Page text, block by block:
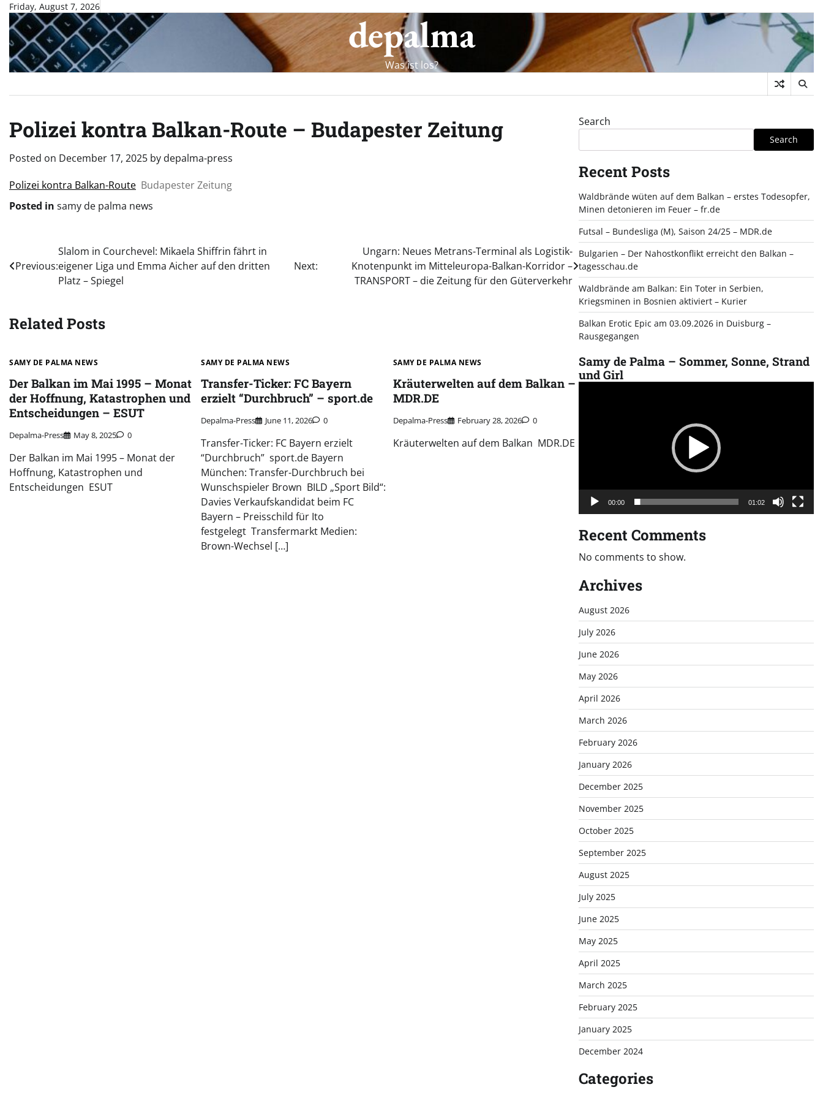
Skip
content
Friday, August 7, 2026
depalma
Was ist los?
Polizei kontra Balkan-Route – Budapester Zeitung
Posted on December 17, 2025 by depalma-press
Polizei kontra Balkan-Route Budapester Zeitung
Posted in samy de palma news
navigation
Previous:
Slalom in Courchevel: Mikaela Shiffrin fährt in
eigener Liga und Emma Aicher auf den dritten
Platz – Spiegel
Next:
Ungarn: Neues Metrans-Terminal als Logistik-
Knotenpunkt im Mitteleuropa-Balkan-Korridor –
TRANSPORT – die Zeitung für den Güterverkehr
Related Posts
SAMY DE PALMA NEWS
Der Balkan im Mai 1995 – Monat
der Hoffnung, Katastrophen und
Entscheidungen – ESUT
Depalma-Press May 8, 2025 0
Der Balkan im Mai 1995 – Monat der
Hoffnung, Katastrophen und
Entscheidungen ESUT
SAMY DE PALMA NEWS
Transfer-Ticker: FC Bayern
erzielt “Durchbruch” – sport.de
Depalma-Press June 11, 2026 0
Transfer-Ticker: FC Bayern erzielt
“Durchbruch” sport.de Bayern
München: Transfer-Durchbruch bei
Wunschspieler Brown BILD „Sport Bild“:
Davies Verkaufskandidat beim FC
Bayern – Preisschild für Ito
festgelegt Transfermarkt Medien:
Brown-Wechsel […]
SAMY DE PALMA NEWS
Kräuterwelten auf dem Balkan –
MDR.DE
Depalma-Press February 28, 2026 0
Kräuterwelten auf dem Balkan MDR.DE
Search
Search
Recent Posts
Waldbrände wüten auf dem Balkan – erstes Todesopfer,
Minen detonieren im Feuer – fr.de
Futsal – Bundesliga (M), Saison 24/25 – MDR.de
Bulgarien – Der Nahostkonflikt erreicht den Balkan –
tagesschau.de
Waldbrände am Balkan: Ein Toter in Serbien,
Kriegsminen in Bosnien aktiviert – Kurier
Balkan Erotic Epic am 03.09.2026 in Duisburg –
Rausgegangen
Samy de Palma – Sommer, Sonne, Strand
und Girl
00:00 01:02
Recent Comments
No comments to show.
Archives
August 2026
July 2026
June 2026
May 2026
April 2026
March 2026
February 2026
January 2026
December 2025
November 2025
October 2025
September 2025
August 2025
July 2025
June 2025
May 2025
April 2025
March 2025
February 2025
January 2025
December 2024
Categories